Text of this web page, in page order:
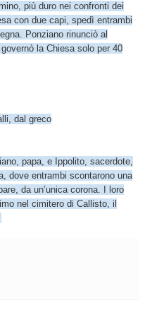
più duro nei confronti dei
con due capi, spedì entrambi
Ponziano rinunciò al
la Chiesa solo per 40
dal greco
papa, e Ippolito, sacerdote,
dove entrambi scontarono una
da un’unica corona. I loro
nel cimitero di Callisto, il